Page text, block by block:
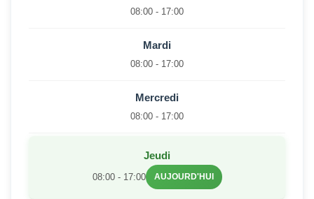
08:00 - 17:00
Mardi
08:00 - 17:00
Mercredi
08:00 - 17:00
Jeudi
08:00 - 17:00 AUJOURD'HUI